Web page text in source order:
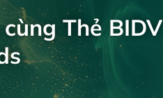
Thẻ BIDV